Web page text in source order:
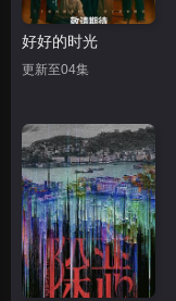
好好的时光
更新至04集